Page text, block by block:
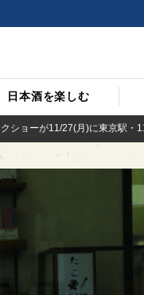
日本酒を楽しむ
ショーが11/27(月)に東京駅・